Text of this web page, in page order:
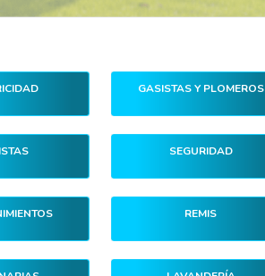
GASISTAS Y PLOMEROS
SEGURIDAD
REMIS